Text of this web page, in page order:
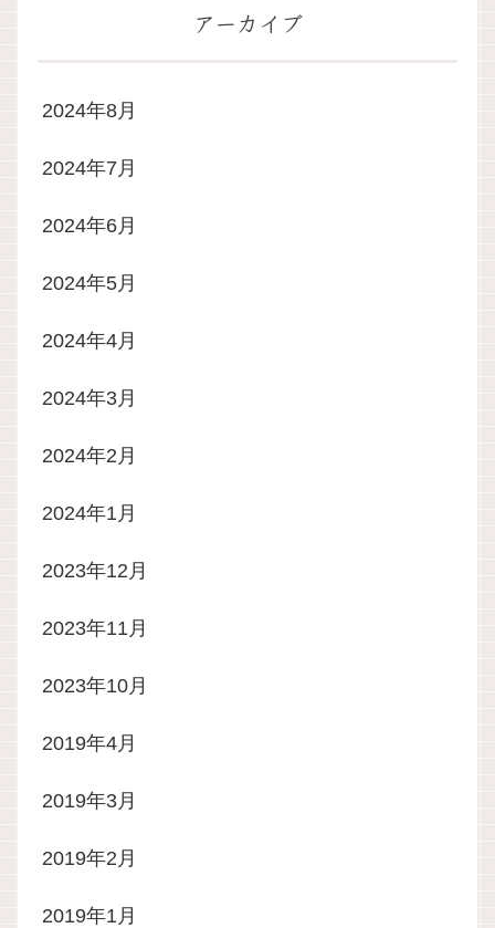
アーカイブ
2024年8月
2024年7月
2024年6月
2024年5月
2024年4月
2024年3月
2024年2月
2024年1月
2023年12月
2023年11月
2023年10月
2019年4月
2019年3月
2019年2月
2019年1月